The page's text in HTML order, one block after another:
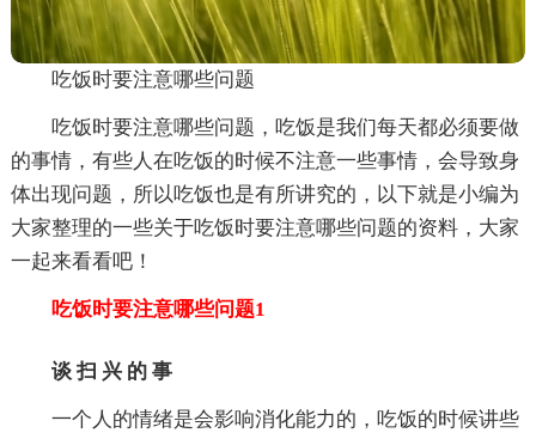
吃饭时要注意哪些问题
吃饭时要注意哪些问题，吃饭是我们每天都必须要做
的事情，有些人在吃饭的时候不注意一些事情，会导致身
体出现问题，所以吃饭也是有所讲究的，以下就是小编为
大家整理的一些关于吃饭时要注意哪些问题的资料，大家
一起来看看吧！
吃饭时要注意哪些问题1
谈 扫 兴 的 事
一个人的情绪是会影响消化能力的，吃饭的时候讲些